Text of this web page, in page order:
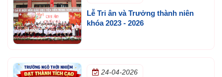
Lễ Tri ân và Trưởng thành niên
khóa 2023 - 2026
24-04-2026